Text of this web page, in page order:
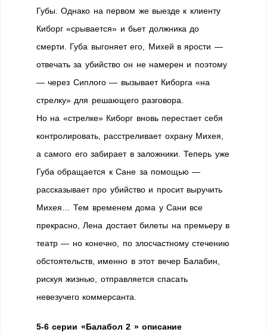
Губы. Однако на первом же выезде к клиенту
Киборг «срывается» и бьет должника до
смерти. Губа выгоняет его, Михей в ярости —
отвечать за убийство он не намерен и поэтому
— через Сиплого — вызывает Киборга «на
стрелку» для решающего разговора.
Но на «стрелке» Киборг вновь перестает себя
контролировать, расстреливает охрану Михея,
а самого его забирает в заложники. Теперь уже
Губа обращается к Сане за помощью —
рассказывает про убийство и просит выручить
Михея… Тем временем дома у Сани все
прекрасно, Лена достает билеты на премьеру в
театр — но конечно, по злосчастному стечению
обстоятельств, именно в этот вечер Балабин,
рискуя жизнью, отправляется спасать
невезучего коммерсанта.
5-6 серии «Балабол 2 » описание